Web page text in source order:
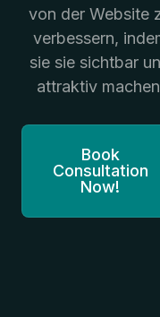
von der Website
verbessern,
sie sie sichtbar
attraktiv
Book
Consultation
Now!